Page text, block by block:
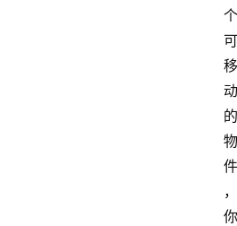
个
可
移
动
的
物
件
，
你